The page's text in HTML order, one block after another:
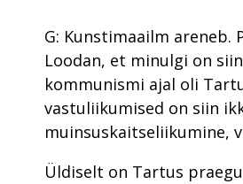
G: Kunstimaailm areneb.
Loodan, et minulgi on
kommunismi ajal oli
vastuliikumised on siin
muinsuskaitseliikumine,
Üldiselt on Tartus